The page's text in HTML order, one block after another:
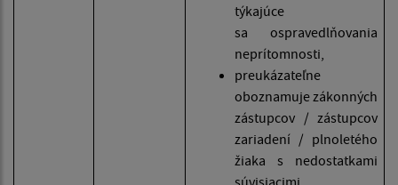
týkajúce
sa ospravedlňovania
neprítomnosti,
preukázateľne
oboznamuje zákonných
zástupcov / zástupcov
zariadení / plnoletého
žiaka s nedostatkami
súvisiacimi